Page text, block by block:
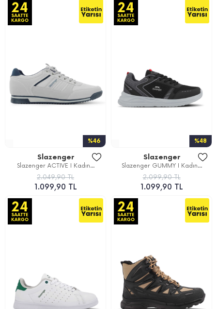
%46
Slazenger
Slazenger ACTIVE I Kadın...
2.049,90 TL
1.099,90 TL
%48
Slazenger
Slazenger GUMMY I Kadın...
2.099,90 TL
1.099,90 TL